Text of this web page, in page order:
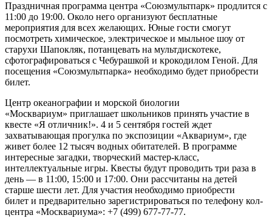
Праздничная программа центра «Союзмультпарк» продлится с
11:00 до 19:00. Около него организуют бесплатные
мероприятия для всех желающих. Юные гости смогут
посмотреть химическое, электрическое и мыльное шоу от
старухи Шапокляк, потанцевать на мультдискотеке,
сфотографироваться с Чебурашкой и крокодилом Геной. Для
посещения «Союзмультпарка» необходимо будет приобрести
билет.
Центр океанографии и морской биологии
«Москвариум» приглашает школьников принять участие в
квесте «Я отличник!». 4 и 5 сентября гостей ждет
захватывающая прогулка по экспозиции «Аквариум», где
живет более 12 тысяч водных обитателей. В программе
интересные загадки, творческий мастер-класс,
интеллектуальные игры. Квесты будут проводить три раза в
день — в 11:00, 15:00 и 17:00. Они рассчитаны на детей
старше шести лет. Для участия необходимо приобрести
билет и предварительно зарегистрироваться по телефону кол-
центра «Москвариума»: +7 (499) 677-77-77.